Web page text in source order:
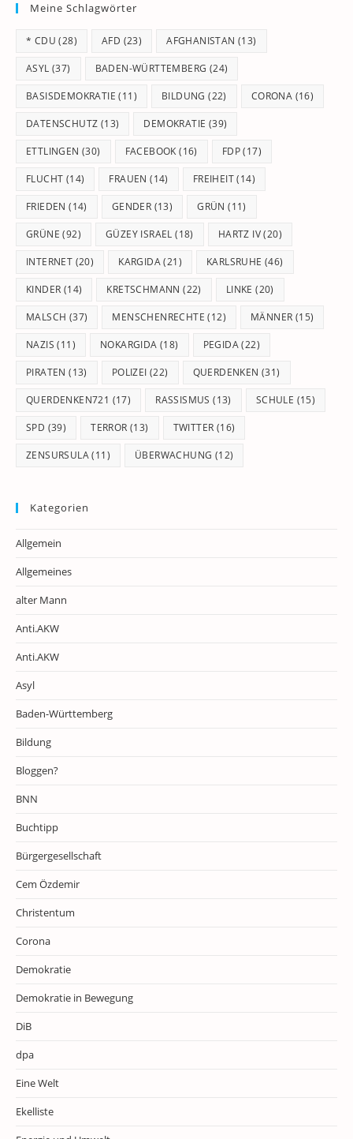
o
k
Meine Schlagwörter
* CDU (28) AFD (23) AFGHANISTAN (13)
ASYL (37) BADEN-WÜRTTEMBERG (24)
BASISDEMOKRATIE (11) BILDUNG (22) CORONA (16)
DATENSCHUTZ (13) DEMOKRATIE (39)
ETTLINGEN (30) FACEBOOK (16) FDP(17)
FLUCHT (14) FRAUEN (14) FREIHEIT(14)
FRIEDEN (14) GENDER (13) GRÜN (11)
GRÜNE (92) GÜZEY ISRAEL (18) HARTZ IV(20)
INTERNET (20) KARGIDA(21) KARLSRUHE (46)
KINDER (14) KRETSCHMANN (22) LINKE (20)
MALSCH (37) MENSCHENRECHTE (12) MÄNNER (15)
NAZIS (11) NOKARGIDA (18) PEGIDA(22)
PIRATEN (13) POLIZEI (22) QUERDENKEN (31)
QUERDENKEN721 (17) RASSISMUS (13) SCHULE (15)
SPD (39) TERROR (13) TWITTER (16)
ZENSURSULA(11) ÜBERWACHUNG (12)
Kategorien
Allgemein
Allgemeines
alter Mann
Anti.AKW
Anti.AKW
Asyl
Baden-Württemberg
Bildung
Bloggen?
BNN
Buchtipp
Bürgergesellschaft
Cem Özdemir
Christentum
Corona
Demokratie
Demokratie in Bewegung
DiB
dpa
Eine Welt
Ekelliste